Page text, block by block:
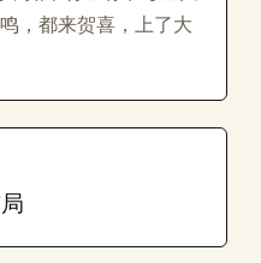
，都来贺喜，上了大